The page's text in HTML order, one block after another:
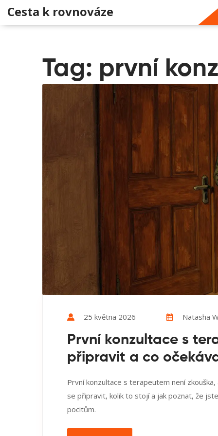
Cesta k rovnováze
Tag: první
25 května 2026 Natasha
První konzultace s
připravit a co
První konzultace s terapeutem není
se připravit, kolik to stojí a jak poznat, že
pocitům.